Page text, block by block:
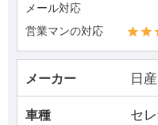
メール対応
営業マンの対応
メーカー 日産
車種 セ